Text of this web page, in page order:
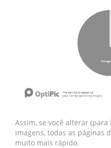
Assim, se você alterar
imagens, todas as páginas
muito mais rápido.